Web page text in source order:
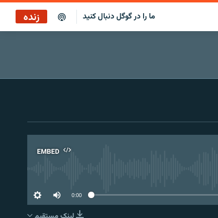
ما را در گوگل دنبال کنید زنده
EMBED
0:00